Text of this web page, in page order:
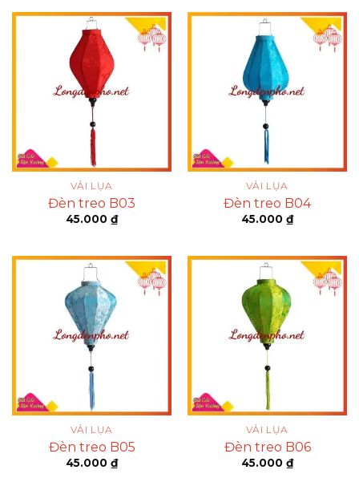
VẢI LỤA
Đèn treo B03
45.000 ₫
VẢI LỤA
Đèn treo B04
45.000 ₫
VẢI LỤA
Đèn treo B05
45.000 ₫
VẢI LỤA
Đèn treo B06
45.000 ₫